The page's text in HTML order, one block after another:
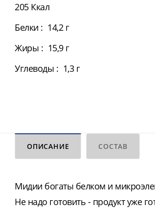
205 Ккал
Белки : 14,2 г
Жиры : 15,9 г
Углеводы : 1,3 г
ОПИСАНИЕ СОСТАВ
Мидии богаты белком и
Не надо готовить - продукт уже